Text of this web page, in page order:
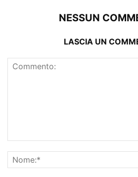
NESSUN
LASCIA UN